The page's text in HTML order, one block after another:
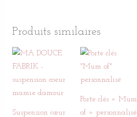
Produits similaires
Suspension cœur
Porte clés « Mum
of » personnalisé